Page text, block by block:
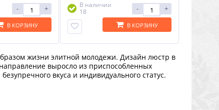
- +
В КОРЗИНУ
В наличии
18
- +
В КОРЗИНУ
жизни элитной молодежи. Дизайн люстр в
выросло из приспособленных
вкуса и индивидуального статус.